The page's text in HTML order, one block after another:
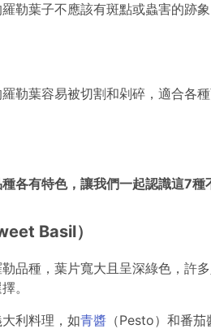
羅勒葉子不應該有斑點或蟲害的跡
羅勒葉容易被切割和剁碎，適合各種
各有特色，讓我們一起認識這7種
Basil）
品種，葉片寬大且呈深綠色，許
。
利料理，如青醬 （Pesto）和番茄